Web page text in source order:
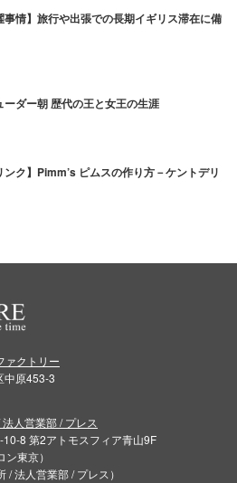
事情】旅行や出張での長期イギリス滞在に備
ーダー朝 歴代の王と女王の生涯
ンク】Pimm’s ピムスの作り方－ケントデリ
ァクトリー
中原453-3
人営業部 / プレス
8 第2アトモスフィア青山9F
東京）
法人営業部 / プレス）